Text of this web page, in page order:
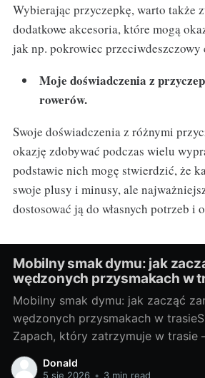
Wybierając przyczepkę, warto także
dodatkowe akcesoria, które mogą
jak np. pokrowiec
Moje doświadczenia z
rowerów.
Swoje doświadczenia z różnymi
okazję zdobywać podczas wielu
podstawie nich mogę stwierdzić, że
swoje plusy i minusy, ale
dostosować ją do własnych potrzeb i
Mobilny smak dymu: jak
wędzonych przysmakach w
Mobilny smak dymu: jak zacząć
wędzonych przysmakach w
Zapach, który zatrzymuje w trasie
wędzenia- Dlaczego dym
Kto kupuje: kierowcy, turyści,
Donald
5 sie 2026 • 3 min read